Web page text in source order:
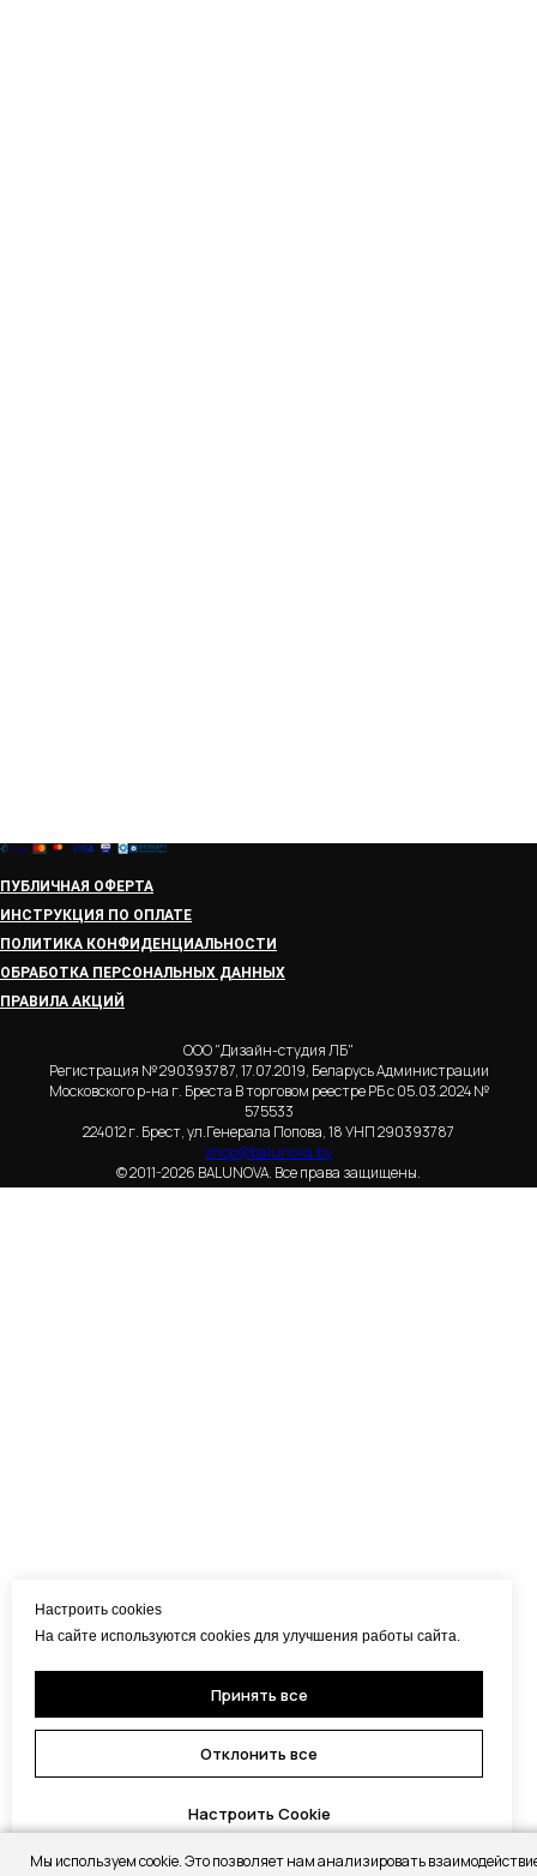
Настроить cookies
На сайте используются cookies для улучшения работы сайта.
Принять все
Отклонить все
Настроить Cookie
ПУБЛИЧНАЯ ОФЕРТА
ИНСТРУКЦИЯ ПО ОПЛАТЕ
ПОЛИТИКА КОНФИДЕНЦИАЛЬНОСТИ
ОБРАБОТКА ПЕРСОНАЛЬНЫХ ДАННЫХ
ПРАВИЛА АКЦИЙ
ООО "Дизайн-студия ЛБ"
Регистрация № 290393787, 17.07.2019, Беларусь Администрации
Московского р-на г. Бреста В торговом реестре РБ с 05.03.2024 №
575533
224012 г. Брест, ул.Генерала Попова, 18 УНП 290393787
shop@balunova.by
© 2011-2026 BALUNOVA. Все права защищены.
Мы используем cookie. Это позволяет нам анализировать